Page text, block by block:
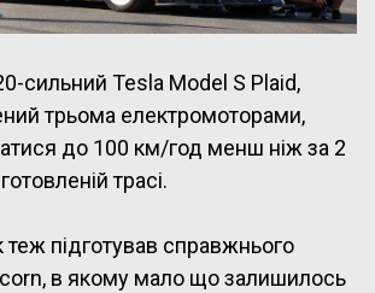
сильний Tesla Model S Plaid,
трьома електромоторами,
до 100 км/год менш ніж за 2
трасі.
підготував справжнього
в якому мало що залишилось